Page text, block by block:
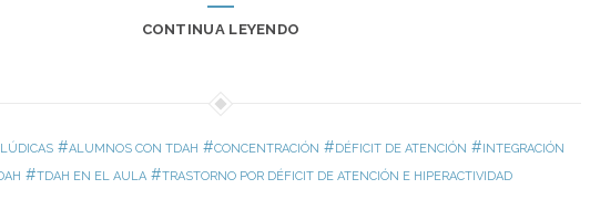
CONTINUA LEYENDO
#ALUMNOS CON TDAH #CONCENTRACIÓN #DÉFICIT DE ATENCIÓN #INTEGRACIÓN
#TDAH EN EL AULA #TRASTORNO POR DÉFICIT DE ATENCIÓN E HIPERACTIVIDAD